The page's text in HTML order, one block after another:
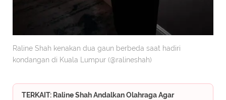
Raline Shah kenakan dua gaun berbeda saat hadiri
kondangan di Kuala Lumpur (@ralineshah)
TERKAIT: Raline Shah Andalkan Olahraga Agar